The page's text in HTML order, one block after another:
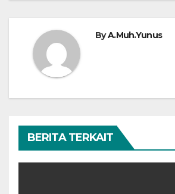
ByA.Muh.Yunus
BERITA TERKAIT